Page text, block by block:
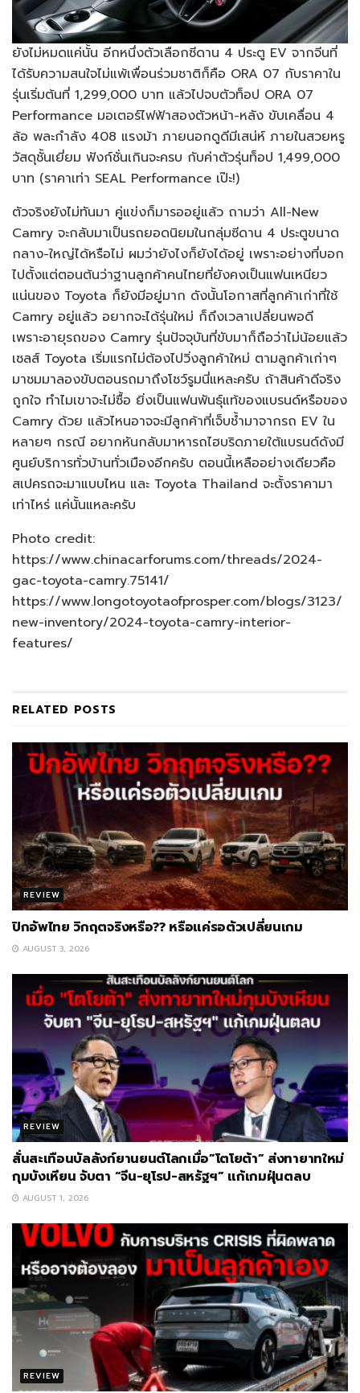
ยังไม่หมดแค่นั้น อีกหนึ่งตัวเลือกซีดาน 4 ประตู EV จากจีนที่
ได้รับความสนใจไม่แพ้เพื่อนร่วมชาติก็คือ ORA 07 กับราคาใน
รุ่นเริ่มต้นที่ 1,299,000 บาท แล้วไปจบตัวท็อป ORA 07
Performance มอเตอร์ไฟฟ้าสองตัวหน้า-หลัง ขับเคลื่อน 4
ล้อ พละกำลัง 408 แรงม้า ภายนอกดูดีมีเสน่ห์ ภายในสวยหรู
วัสดุชั้นเยี่ยม ฟังก์ชั่นเกินจะครบ กับค่าตัวรุ่นท็อป 1,499,000
บาท (ราคาเท่า SEAL Performance เป๊ะ!)
ตัวจริงยังไม่ทันมา คู่แข่งก็มารออยู่แล้ว ถามว่า All-New
Camry จะกลับมาเป็นรถยอดนิยมในกลุ่มซีดาน 4 ประตูขนาด
กลาง-ใหญ่ได้หรือไม่ ผมว่ายังไงก็ยังได้อยู่ เพราะอย่างที่บอก
ไปตั้งแต่ตอนต้นว่าฐานลูกค้าคนไทยที่ยังคงเป็นแฟนเหนียว
แน่นของ Toyota ก็ยังมีอยู่มาก ดังนั้นโอกาสที่ลูกค้าเก่าที่ใช้
Camry อยู่แล้ว อยากจะได้รุ่นใหม่ ก็ถึงเวลาเปลี่ยนพอดี
เพราะอายุรถของ Camry รุ่นปัจจุบันที่ขับมาก็ถือว่าไม่น้อยแล้ว
เซลส์ Toyota เริ่มแรกไม่ต้องไปวิ่งลูกค้าใหม่ ตามลูกค้าเก่าๆ
มาชมมาลองขับตอนรถมาถึงโชว์รูมนี่แหละครับ ถ้าสินค้าดีจริง
ถูกใจ ทำไมเขาจะไม่ซื้อ ยิ่งเป็นแฟนพันธุ์แท้ของแบรนด์หรือของ
Camry ด้วย แล้วไหนอาจจะมีลูกค้าที่เจ็บช้ำมาจากรถ EV ใน
หลายๆ กรณี อยากหันกลับมาหารถไฮบริดภายใต้แบรนด์ดังมี
ศูนย์บริการทั่วบ้านทั่วเมืองอีกครับ ตอนนี้เหลืออย่างเดียวคือ
สเปครถจะมาแบบไหน และ Toyota Thailand จะตั้งราคามา
เท่าไหร่ แค่นั้นแหละครับ
Photo credit:
https://www.chinacarforums.com/threads/2024-
gac-toyota-camry.75141/
https://www.longotoyotaofprosper.com/blogs/3123/
new-inventory/2024-toyota-camry-interior-
features/
RELATED POSTS
REVIEW
ปิกอัพไทย วิกฤตจริงหรือ?? หรือแค่รอตัวเปลี่ยนเกม
AUGUST 3, 2026
REVIEW
สั่นสะเทือนบัลลังก์ยานยนต์โลกเมื่อ”โตโยต้า” ส่งทายาทใหม่
กุมบังเหียน จับตา “จีน-ยุโรป-สหรัฐฯ” แก้เกมฝุ่นตลบ
AUGUST 1, 2026
REVIEW